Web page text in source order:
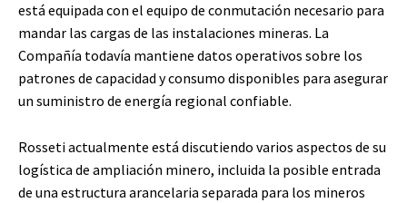
está equipada con el equipo de conmutación necesario para
mandar las cargas de las instalaciones mineras. La
Compañía todavía mantiene datos operativos sobre los
patrones de capacidad y consumo disponibles para asegurar
un suministro de energía regional confiable.
Rosseti actualmente está discutiendo varios aspectos de su
logística de ampliación minero, incluida la posible entrada
de una estructura arancelaria separada para los mineros